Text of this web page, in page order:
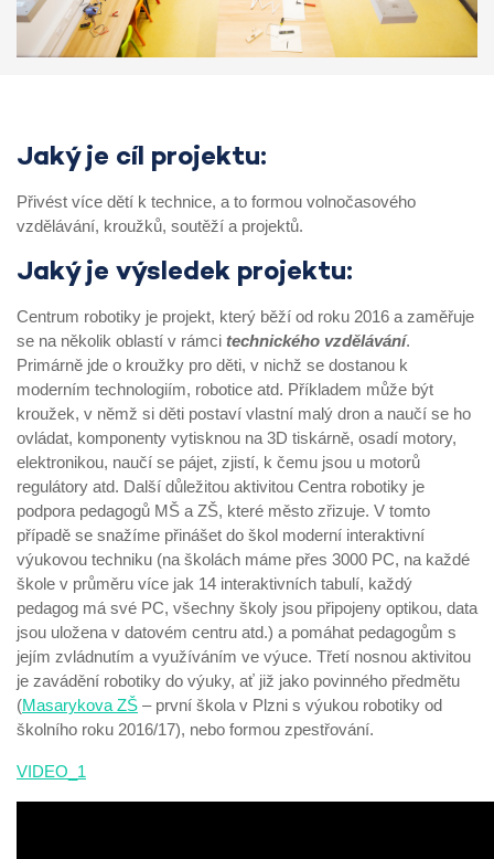
Jaký je cíl projektu:
Přivést více dětí k technice, a to formou volnočasového
vzdělávání, kroužků, soutěží a projektů.
Jaký je výsledek projektu:
Centrum robotiky je projekt, který běží od roku 2016 a zaměřuje
se na několik oblastí v rámci technického vzdělávání.
Primárně jde o kroužky pro děti, v nichž se dostanou k
moderním technologiím, robotice atd. Příkladem může být
kroužek, v němž si děti postaví vlastní malý dron a naučí se ho
ovládat, komponenty vytisknou na 3D tiskárně, osadí motory,
elektronikou, naučí se pájet, zjistí, k čemu jsou u motorů
regulátory atd. Další důležitou aktivitou Centra robotiky je
podpora pedagogů MŠ a ZŠ, které město zřizuje. V tomto
případě se snažíme přinášet do škol moderní interaktivní
výukovou techniku (na školách máme přes 3000 PC, na každé
škole v průměru více jak 14 interaktivních tabulí, každý
pedagog má své PC, všechny školy jsou připojeny optikou, data
jsou uložena v datovém centru atd.) a pomáhat pedagogům s
jejím zvládnutím a využíváním ve výuce. Třetí nosnou aktivitou
je zavádění robotiky do výuky, ať již jako povinného předmětu
(Masarykova ZŠ – první škola v Plzni s výukou robotiky od
školního roku 2016/17), nebo formou zpestřování.
VIDEO_1